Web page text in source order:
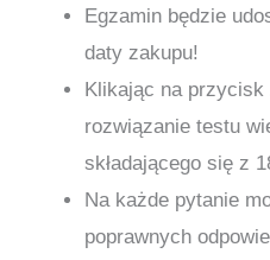
Egzamin będzie
daty zakupu!
Klikając na przycisk
rozwiązanie testu
składającego się z
Na każde pytanie
poprawnych